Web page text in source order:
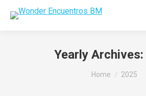
Yearly Archives:
You are here:
Home 2025